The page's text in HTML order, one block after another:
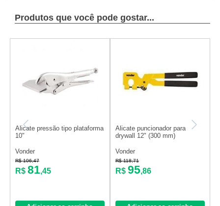
Produtos que você pode gostar...
Alicate pressão tipo plataforma
10"
Vonder
R$ 106,47
R$ 81,45
Alicate puncionador para
drywall 12" (300 mm)
Vonder
R$ 118,71
R$ 95,86